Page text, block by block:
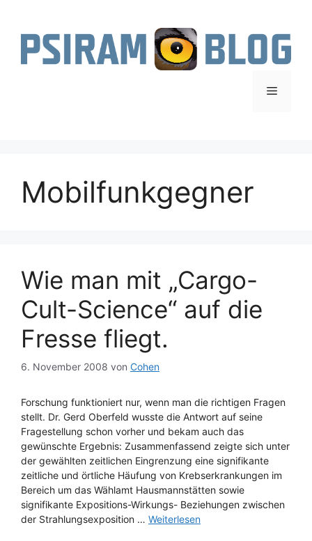
springen
Menü
Mobilfunkgegner
Wie man mit „Cargo-
Cult-Science“ auf die
Fresse fliegt.
6. November 2008 von Cohen
Forschung funktioniert nur, wenn man die richtigen Fragen
stellt. Dr. Gerd Oberfeld wusste die Antwort auf seine
Fragestellung schon vorher und bekam auch das
gewünschte Ergebnis: Zusammenfassend zeigte sich unter
der gewählten zeitlichen Eingrenzung eine signifikante
zeitliche und örtliche Häufung von Krebserkrankungen im
Bereich um das Wählamt Hausmannstätten sowie
signifikante Expositions-Wirkungs- Beziehungen zwischen
der Strahlungsexposition … Weiterlesen